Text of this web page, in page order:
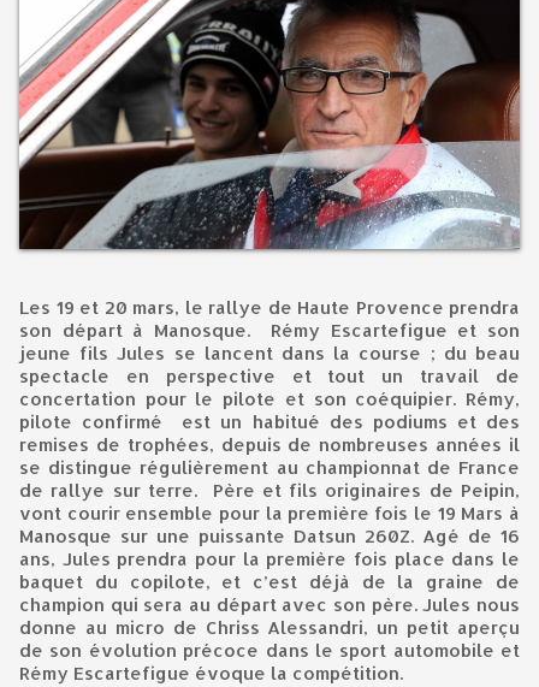
Les 19 et 20 mars, le rallye de Haute Provence prendra
son départ à Manosque. Rémy Escartefigue et son
jeune fils Jules se lancent dans la course ; du beau
spectacle en perspective et tout un travail de
concertation pour le pilote et son coéquipier. Rémy,
pilote confirmé est un habitué des podiums et des
remises de trophées, depuis de nombreuses années il
se distingue régulièrement au championnat de France
de rallye sur terre. Père et fils originaires de Peipin,
vont courir ensemble pour la première fois le 19 Mars à
Manosque sur une puissante Datsun 260Z. Agé de 16
ans, Jules prendra pour la première fois place dans le
baquet du copilote, et c’est déjà de la graine de
champion qui sera au départ avec son père. Jules nous
donne au micro de Chriss Alessandri, un petit aperçu
de son évolution précoce dans le sport automobile et
Rémy Escartefigue évoque la compétition.